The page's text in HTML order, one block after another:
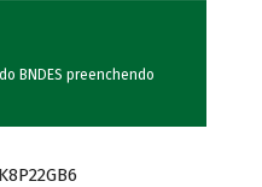
BNDES preenchendo